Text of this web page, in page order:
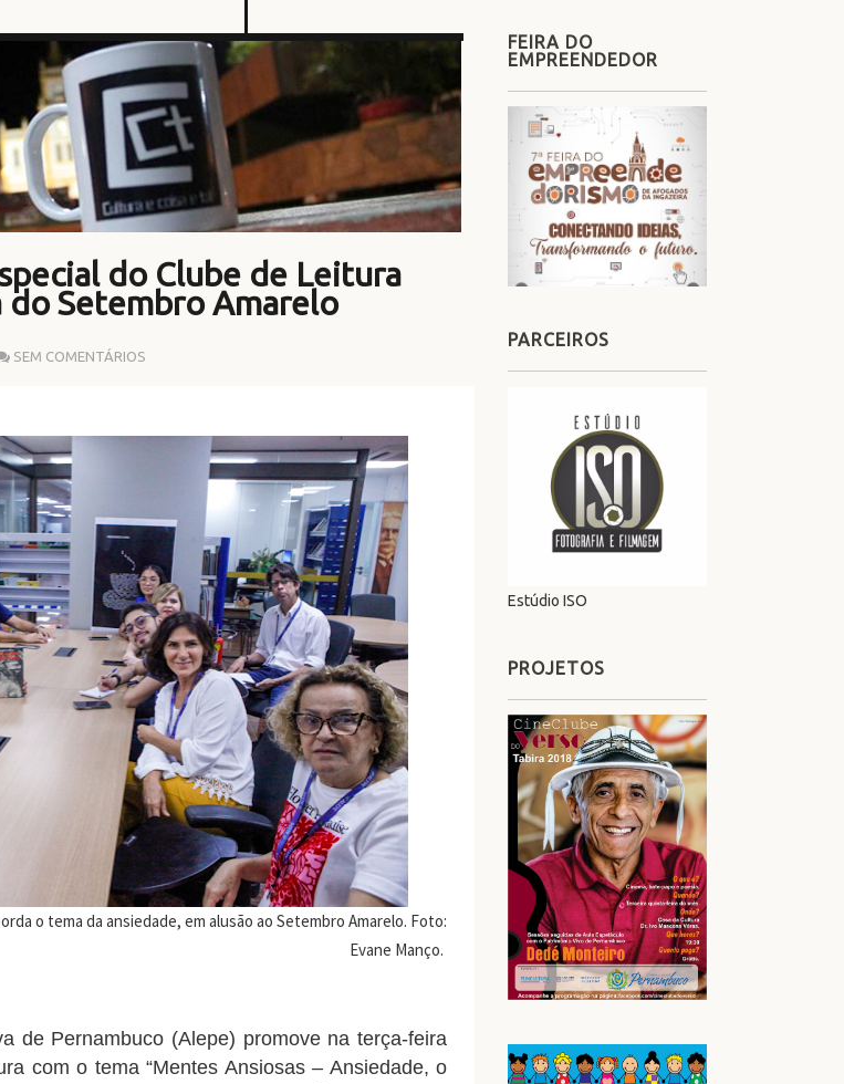
do Clube de Leitura
do Setembro Amarelo
SEM COMENTÁRIOS
o tema da ansiedade, em alusão ao Setembro Amarelo. Foto:
Evane Manço.
de Pernambuco (Alepe) promove na terça-feira
com o tema “Mentes Ansiosas – Ansiedade, o
FEIRA DO
EMPREENDEDOR
PARCEIROS
Estúdio ISO
PROJETOS